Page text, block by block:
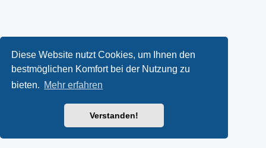
Diese Website nutzt Cookies, um Ihnen den
bestmöglichen Komfort bei der Nutzung zu
bieten. Mehr erfahren
Verstanden!